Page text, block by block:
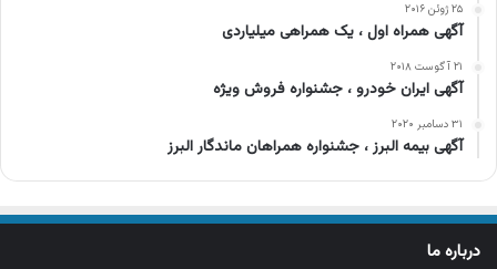
۲۵ ژوئن ۲۰۱۶
آگهی همراه اول ، یک همراهی میلیاردی
۲۱ آگوست ۲۰۱۸
آگهی ایران خودرو ، جشنواره فروش ویژه
۳۱ دسامبر ۲۰۲۰
آگهی بیمه البرز ، جشنواره همراهان ماندگار البرز
درباره ما